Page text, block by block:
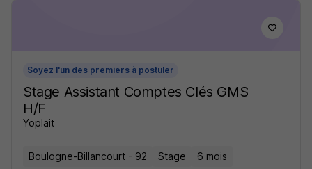
Soyez l'un des premiers à postuler
Stage Assistant Comptes Clés GMS
H/F
Yoplait
Boulogne-Billancourt - 92 Stage 6 mois